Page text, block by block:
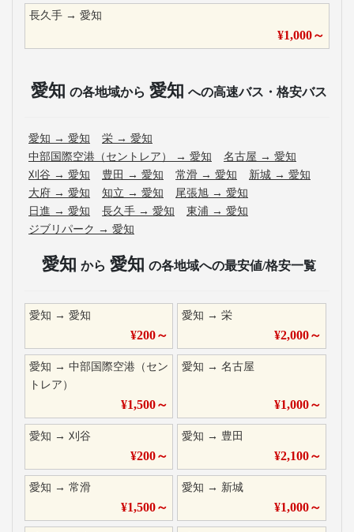
長久手 → 愛知
¥1,000～
愛知 の各地域から 愛知 への高速バス・格安バス
愛知 → 愛知 栄 → 愛知
中部国際空港（セントレア）
→ 愛知 名古屋 → 愛知
刈谷 → 愛知 豊田 → 愛知 常滑 → 愛知 新城 → 愛知
大府 → 愛知 知立 → 愛知 尾張旭 → 愛知
日進 → 愛知 長久手 → 愛知 東浦 → 愛知
ジブリパーク → 愛知
愛知 から 愛知 の各地域への最安値/格安一覧
愛知 → 愛知
¥200～
愛知 →栄
¥2,000～
愛知 → 中部国際空港（セン
トレア）
¥1,500～
愛知 →名古屋
¥1,000～
愛知 → 刈谷
¥200～
愛知 → 豊田
¥2,100～
愛知 → 常滑
¥1,500～
愛知 → 新城
¥1,000～